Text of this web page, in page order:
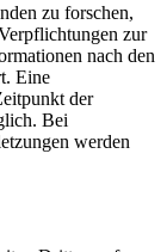
zu forschen,
zur
nach den
Eine
der
Bei
werden